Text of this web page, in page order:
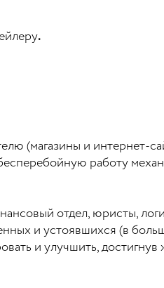
.
(магазины и интернет-
работу
отдел, юристы,
и устоявшихся (в
и улучшить,